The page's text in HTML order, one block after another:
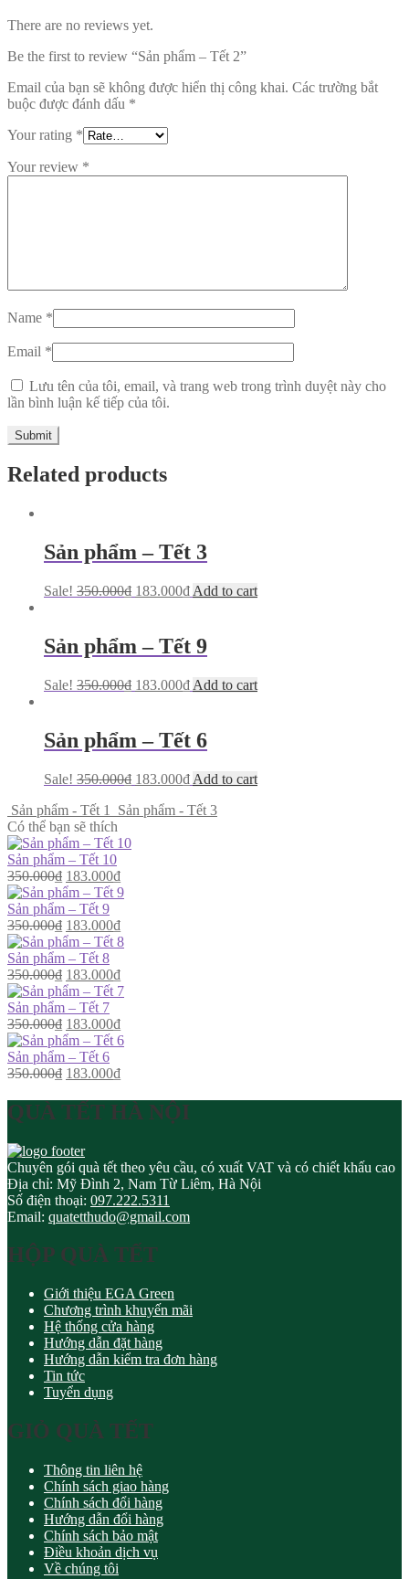
There are no reviews yet.
Be the first to review “Sản phẩm – Tết 2”
Email của bạn sẽ không được hiển thị công khai. Các trường bắt
buộc được đánh dấu *
Your rating *
Your review *
Name *
Email *
Lưu tên của tôi, email, và trang web trong trình duyệt này cho
lần bình luận kế tiếp của tôi.
Related products
Sản phẩm – Tết 3
Sale! 350.000₫ 183.000₫ Add to cart
Sản phẩm – Tết 9
Sale! 350.000₫ 183.000₫ Add to cart
Sản phẩm – Tết 6
Sale! 350.000₫ 183.000₫ Add to cart
Sản phẩm - Tết 1
Sản phẩm - Tết 3
Có thể bạn sẽ thích
Sản phẩm – Tết 10
350.000₫ 183.000₫
Sản phẩm – Tết 9
350.000₫ 183.000₫
Sản phẩm – Tết 8
350.000₫ 183.000₫
Sản phẩm – Tết 7
350.000₫ 183.000₫
Sản phẩm – Tết 6
350.000₫ 183.000₫
QUÀ TẾT HÀ NỘI
Chuyên gói quà tết theo yêu cầu, có xuất VAT và có chiết khấu cao
Địa chỉ: Mỹ Đình 2, Nam Từ Liêm, Hà Nội
Số điện thoại: 097.222.5311
Email: quatetthudo@gmail.com
HỘP QUÀ TẾT
Giới thiệu EGA Green
Chương trình khuyến mãi
Hệ thống cửa hàng
Hướng dẫn đặt hàng
Hướng dẫn kiểm tra đơn hàng
Tin tức
Tuyển dụng
GIỎ QUÀ TẾT
Thông tin liên hệ
Chính sách giao hàng
Chính sách đổi hàng
Hướng dẫn đổi hàng
Chính sách bảo mật
Điều khoản dịch vụ
Về chúng tôi